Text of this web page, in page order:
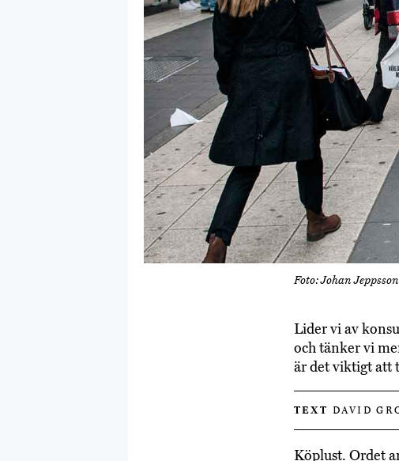
Foto: Johan Jeppsson
Lider vi av
och tänker vi
är det viktigt att
TEXT DAVID
Köplust. Ordet